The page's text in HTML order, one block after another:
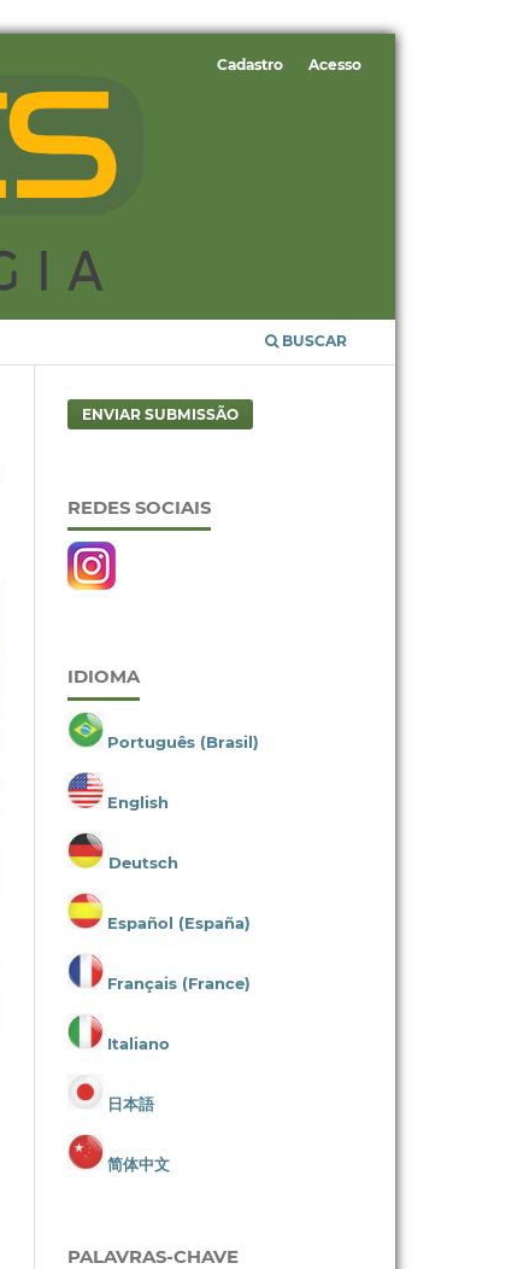
BUSCAR
Cadastro Acesso
ENVIAR SUBMISSÃO
REDES SOCIAIS
IDIOMA
Português (Brasil)
English
Deutsch
Español (España)
Français (France)
Italiano
日本語
简体中文
PALAVRAS-CHAVE